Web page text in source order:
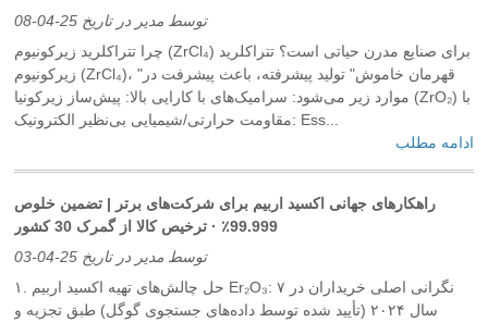
توسط مدیر در تاریخ 25-04-08
چرا تتراکلرید زیرکونیوم (ZrCl₄) برای صنایع مدرن حیاتی است؟ ‌تتراکلرید
زیرکونیوم (ZrCl₄)، "قهرمان خاموش" تولید پیشرفته، باعث پیشرفت در
موارد زیر می‌شود: ‌سرامیک‌های با کارایی بالا: پیش‌ساز زیرکونیا (ZrO₂) با
مقاومت حرارتی/شیمیایی بی‌نظیر الکترونیک: Ess...
ادامه مطلب
راهکارهای جهانی اکسید اربیم برای شرکت‌های برتر | تضمین خلوص
99.999٪ · ترخیص کالا از گمرک 30 کشور
توسط مدیر در تاریخ 25-04-03
۱. حل چالش‌های تهیه اکسید اربیم Er₂O₃: ۷ نگرانی اصلی خریداران در
سال ۲۰۲۴ (تأیید شده توسط داده‌های جستجوی گوگل) طبق تجزیه و